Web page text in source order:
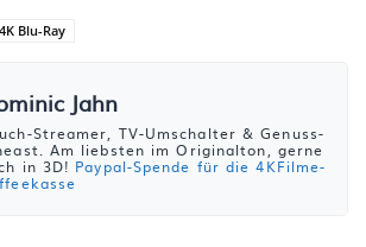
4K Blu-Ray
Jahn
Streamer, TV-Umschalter & Genuss-
Am liebsten im Originalton, gerne
in 3D! Paypal-Spende für die 4KFilme-